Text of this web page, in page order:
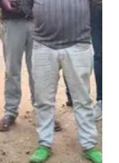
की
त्या
से
प
रि
ज
नों
में
मा